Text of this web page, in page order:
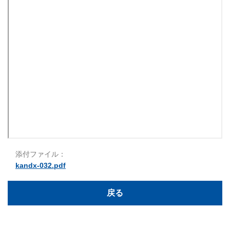
添付ファイル：
kandx-032.pdf
戻る